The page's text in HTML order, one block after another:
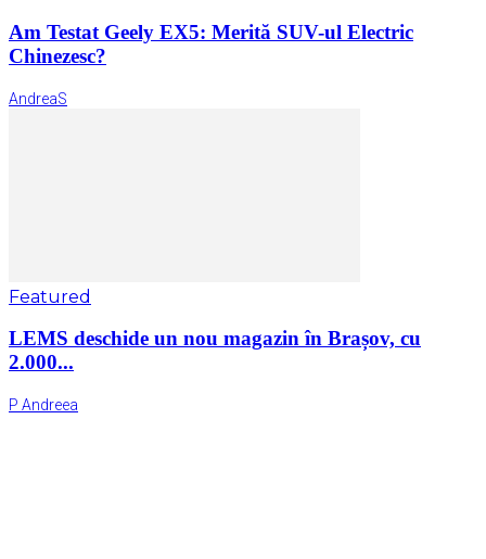
Am Testat Geely EX5: Merită SUV-ul Electric
Chinezesc?
AndreaS
Featured
LEMS deschide un nou magazin în Brașov, cu
2.000...
P Andreea